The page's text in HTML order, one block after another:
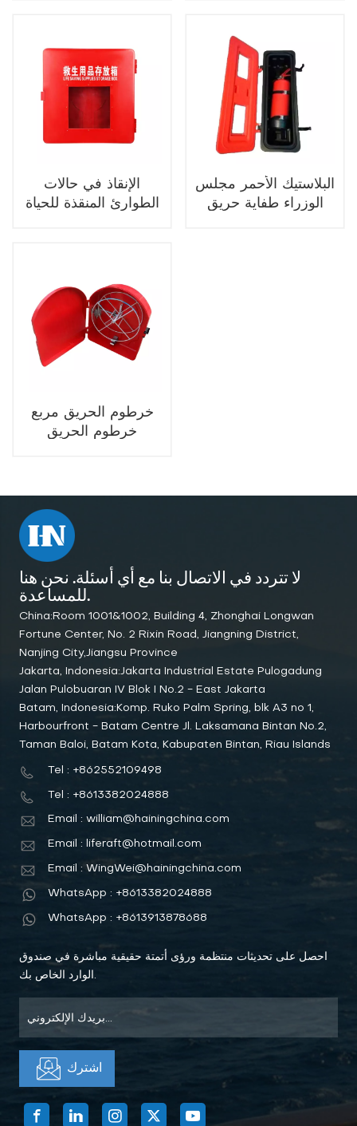
الإنقاذ في حالات
الطوارئ المنقذة للحياة
البلاستيك الأحمر مجلس
الوزراء طفاية حريق
خرطوم الحريق مربع
خرطوم الحريق
لا تتردد في الاتصال بنا مع أي أسئلة. نحن هنا
للمساعدة.
China:Room 1001&1002, Building 4, Zhonghai Longwan
Fortune Center, No. 2 Rixin Road, Jiangning District,
Nanjing City,Jiangsu Province
Jakarta, Indonesia:Jakarta Industrial Estate Pulogadung
Jalan Pulobuaran IV Blok I No.2 - East Jakarta
Batam, Indonesia:Komp. Ruko Palm Spring, blk A3 no 1,
Harbourfront - Batam Centre Jl. Laksamana Bintan No.2,
Taman Baloi, Batam Kota, Kabupaten Bintan, Riau Islands
Tel : +862552109498
Tel : +8613382024888
Email : william@hainingchina.com
Email : liferaft@hotmail.com
Email : WingWei@hainingchina.com
WhatsApp : +8613382024888
WhatsApp : +8613913878688
احصل على تحديثات منتظمة ورؤى أتمتة حقيقية مباشرة في صندوق
الوارد الخاص بك.